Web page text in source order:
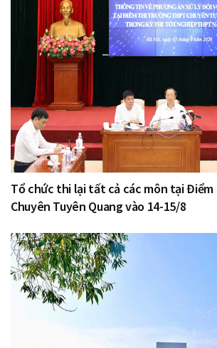
Tổ chức thi lại tất cả các môn tại
Chuyên Tuyên Quang vào 14-15/8